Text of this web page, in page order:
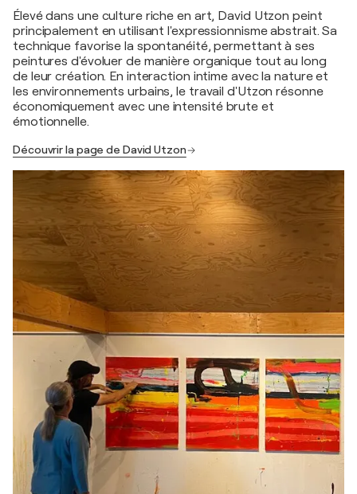
Élevé dans une culture riche en art, David Utzon peint
principalement en utilisant l'expressionnisme abstrait. Sa
technique favorise la spontanéité, permettant à ses
peintures d'évoluer de manière organique tout au long
de leur création. En interaction intime avec la nature et
les environnements urbains, le travail d'Utzon résonne
économiquement avec une intensité brute et
émotionnelle.
Découvrir la page de David Utzon